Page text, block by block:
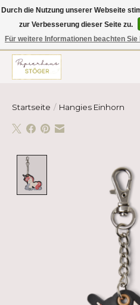
Hier finden Sie hochwertige Produkte
Schreiben und vieles mehr! Erhalten
Hause oder ins Büro geliefert!
Startseite / Hangies Einhorn
Durch die Nutzung unserer Webseite
zur Verbesserung dieser Seite zu.
Für weitere Informationen beachten